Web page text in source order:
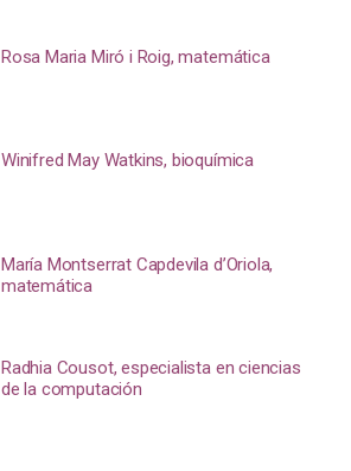
Rosa Maria Miró i Roig, matemática
Winifred May Watkins, bioquímica
María Montserrat Capdevila d’Oriola,
matemática
Radhia Cousot, especialista en ciencias
de la computación